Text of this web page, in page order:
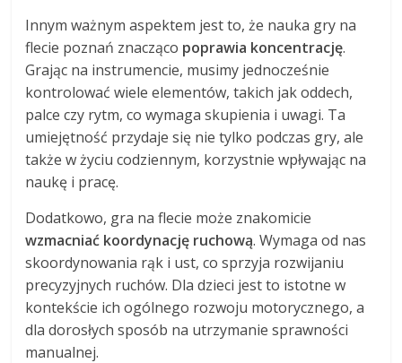
Innym ważnym aspektem jest to, że nauka gry na
flecie poznań znacząco poprawia koncentrację.
Grając na instrumencie, musimy jednocześnie
kontrolować wiele elementów, takich jak oddech,
palce czy rytm, co wymaga skupienia i uwagi. Ta
umiejętność przydaje się nie tylko podczas gry, ale
także w życiu codziennym, korzystnie wpływając na
naukę i pracę.
Dodatkowo, gra na flecie może znakomicie
wzmacniać koordynację ruchową. Wymaga od nas
skoordynowania rąk i ust, co sprzyja rozwijaniu
precyzyjnych ruchów. Dla dzieci jest to istotne w
kontekście ich ogólnego rozwoju motorycznego, a
dla dorosłych sposób na utrzymanie sprawności
manualnej.